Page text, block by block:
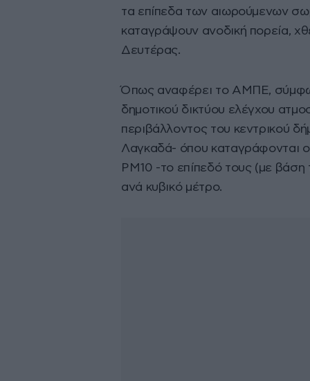
τα επίπεδα των αιωρούμενων
καταγράψουν ανοδική πορεία,
Δευτέρας.
Όπως αναφέρει το ΑΜΠΕ,
δημοτικού δικτύου ελέγχου
περιβάλλοντος του κεντρικού
Λαγκαδά- όπου καταγράφονται
ΡΜ10 -το επίπεδό τους (με βάση
ανά κυβικό μέτρο.